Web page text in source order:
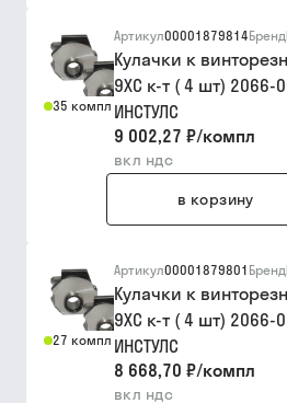
35 компл
Артикул00001879814Бренд
Кулачки к
9ХС к-т ( 4 шт) 2066-
ИНСТУЛС
9 002,27 ₽/компл
вкл ндс
в корзину
27 компл
Артикул00001879801 Бренд
Кулачки к
9ХС к-т ( 4 шт) 2066-
ИНСТУЛС
8 668,70 ₽/компл
вкл ндс